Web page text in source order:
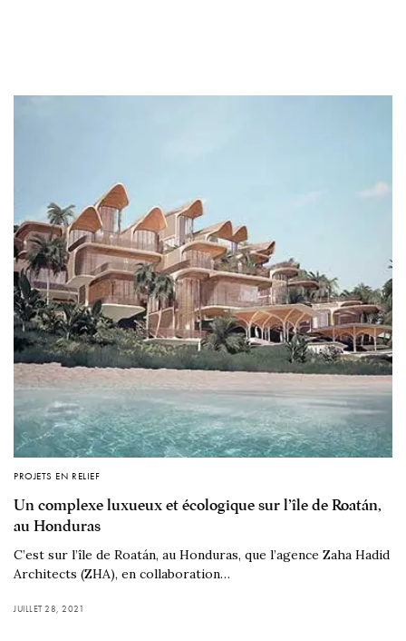
PROJETS EN RELIEF
Un complexe luxueux et écologique sur l’île de Roatán,
au Honduras
C’est sur l’île de Roatán, au Honduras, que l’agence Zaha Hadid
Architects (ZHA), en collaboration…
JUILLET 28, 2021